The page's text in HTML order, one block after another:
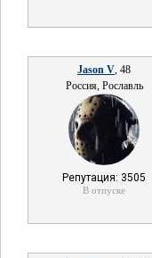
Jason V, 48
Россия, Рославль
Репутация: 3505
В отпуске